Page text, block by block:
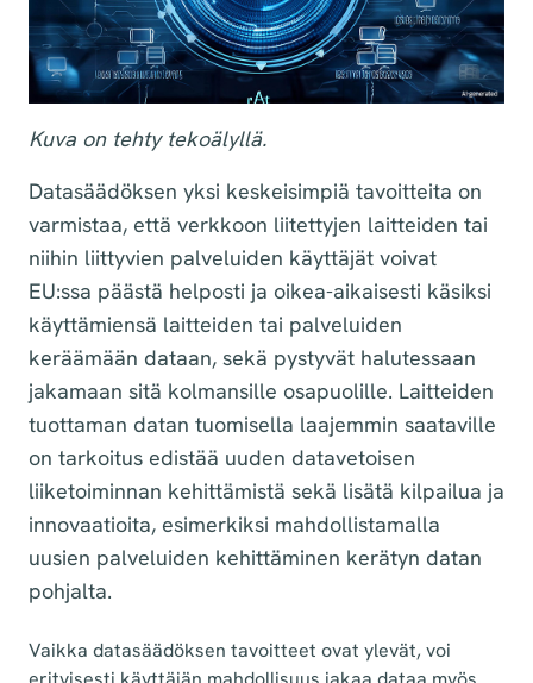
Kuva on tehty tekoälyllä.
Datasäädöksen yksi keskeisimpiä tavoitteita on
varmistaa, että verkkoon liitettyjen laitteiden tai
niihin liittyvien palveluiden käyttäjät voivat
EU:ssa päästä helposti ja oikea-aikaisesti käsiksi
käyttämiensä laitteiden tai palveluiden
keräämään dataan, sekä pystyvät halutessaan
jakamaan sitä kolmansille osapuolille. Laitteiden
tuottaman datan tuomisella laajemmin saataville
on tarkoitus edistää uuden datavetoisen
liiketoiminnan kehittämistä sekä lisätä kilpailua ja
innovaatioita, esimerkiksi mahdollistamalla
uusien palveluiden kehittäminen kerätyn datan
pohjalta.
Vaikka datasäädöksen tavoitteet ovat ylevät, voi